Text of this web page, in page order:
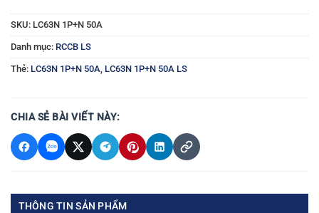
SKU: LC63N 1P+N 50A
Danh mục: RCCB LS
Thẻ: LC63N 1P+N 50A, LC63N 1P+N 50A LS
CHIA SẺ BÀI VIẾT NÀY:
THÔNG TIN SẢN PHẨM